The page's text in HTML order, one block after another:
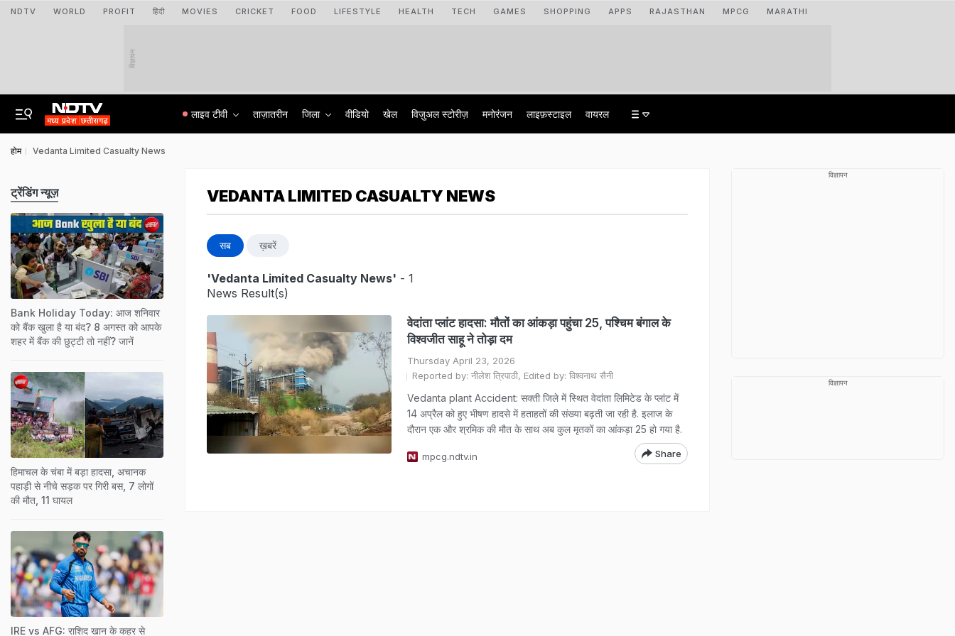
NDTV WORLD PROFIT हिंदी MOVIES CRICKET FOOD LIFESTYLE HEALTH TECH GAMES SHOPPING APPS RAJASTHAN MPCG MARATHI
विज्ञापन
लाइव टीवी ताज़ातरीन जिला वीडियो खेल विज़ुअल स्टोरीज़ मनोरंजन लाइफ़स्टाइल वायरल
होम Vedanta Limited Casualty News
VEDANTA LIMITED CASUALTY NEWS
सब ख़बरें
'Vedanta Limited Casualty News' - 1
News Result(s)
वेदांता प्लांट हादसा: मौतों का आंकड़ा पहुंचा 25, पश्चिम बंगाल के
विश्वजीत साहू ने तोड़ा दम
Thursday April 23, 2026
Reported by: नीलेश त्रिपाठी, Edited by: विश्वनाथ सैनी
Vedanta plant Accident: सक्ती जिले में स्थित वेदांता लिमिटेड के प्लांट में
14 अप्रैल को हुए भीषण हादसे में हताहतों की संख्या बढ़ती जा रही है. इलाज के
दौरान एक और श्रमिक की मौत के साथ अब कुल मृतकों का आंकड़ा 25 हो गया है.
mpcg.ndtv.in Share
ट्रेंडिंग न्यूज़
Bank Holiday Today: आज शनिवार
को बैंक खुला है या बंद? 8 अगस्त को आपके
शहर में बैंक की छुट्टी तो नहीं? जानें
हिमाचल के चंबा में बड़ा हादसा, अचानक
पहाड़ी से नीचे सड़क पर गिरी बस, 7 लोगों
की मौत, 11 घायल
IRE vs AFG: राशिद खान के कहर से
विज्ञापन
विज्ञापन